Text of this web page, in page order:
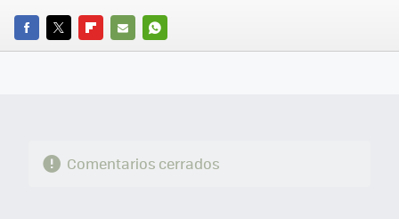
FACEBOOK
TWITTERFLIPBOARD
E-
WHATSAPP
Comentarios cerrados